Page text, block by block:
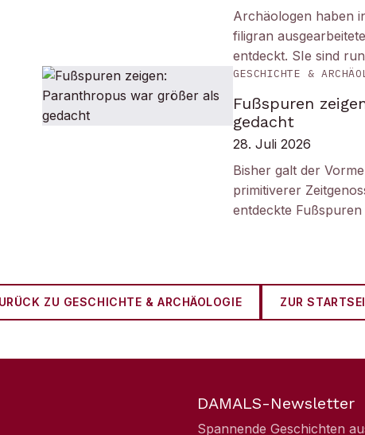
Archäologen haben
filigran
entdeckt. SIe sind
GESCHICHTE &
Fußspuren
gedacht
28. Juli 2026
Bisher galt der
primitiverer
entdeckte Fußspuren
ZU GESCHICHTE & ARCHÄOLOGIE ZUR
DAMALS-Newsletter
Spannende Geschichten